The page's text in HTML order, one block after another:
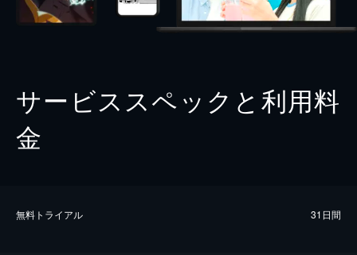
サービススペックと利用料
金
無料トライアル 31日間